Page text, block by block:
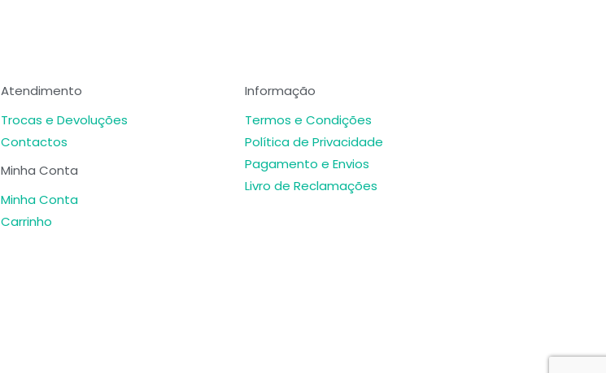
Atendimento
Trocas e Devoluções
Contactos
Minha Conta
Minha Conta
Carrinho
Informação
Termos e Condições
Política de Privacidade
Pagamento e Envios
Livro de Reclamações